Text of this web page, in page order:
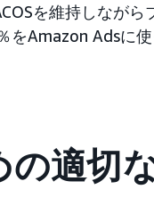
を維持しなが
をAmazon Adsに
の適切